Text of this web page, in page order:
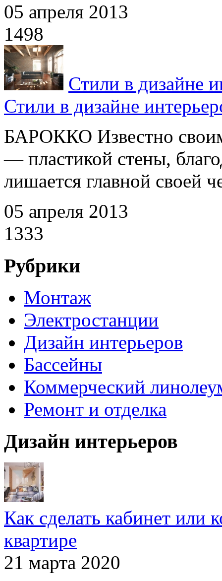
05 апреля 2013
1498
Стили в дизайне
Стили в дизайне
БАРОККО Известно
— пластикой стены,
лишается главной своей
05 апреля 2013
1333
Рубрики
Монтаж
Электростанции
Дизайн интерьеров
Бассейны
Коммерческий
Ремонт и отделка
Дизайн интерьеров
Как сделать кабинет или
квартире
21 марта 2020